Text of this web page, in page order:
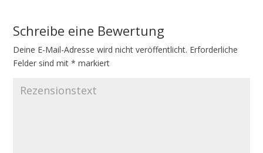
Schreibe eine Bewertung
Deine E-Mail-Adresse wird nicht veröffentlicht. Erforderliche
Felder sind mit* markiert
A
l